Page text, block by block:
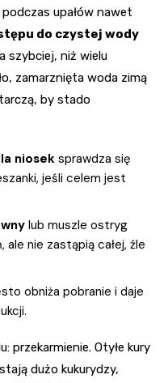
podczas upałów nawet
do czystej wody
szybciej, niż wielu
zamarznięta woda zimą
by stado
niosek sprawdza się
jeśli celem jest
lub muszle ostryg
ale nie zastąpią całej, źle
obniża pobranie i daje
przekarmienie. Otyłe kury
dużo kukurydzy,